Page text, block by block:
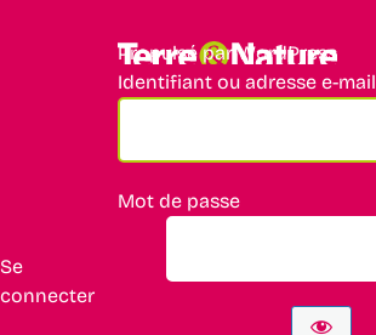
Se
connecter
Propulsé par WordPress
Identifiant ou adresse e-mail
Mot de passe